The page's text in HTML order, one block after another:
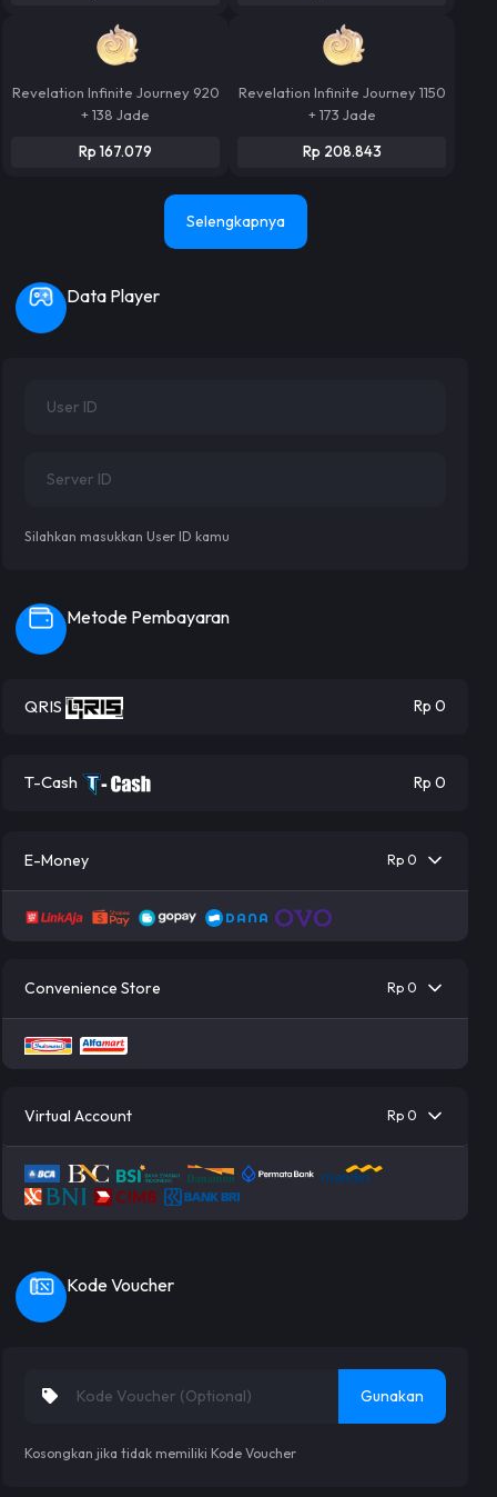
Revelation Infinite Journey 920
+ 138 Jade
Rp 167.079
Revelation Infinite Journey 1150
+ 173 Jade
Rp 208.843
Selengkapnya
Data Player
Silahkan masukkan User ID kamu
Metode Pembayaran
QRIS Rp 0
T-Cash Rp 0
E-Money Rp 0
Convenience Store Rp 0
Virtual Account Rp 0
Kode Voucher
Gunakan
Kosongkan jika tidak memiliki Kode Voucher